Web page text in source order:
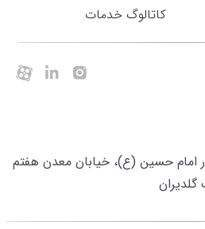
کاتالوگ خدمات
امام حسین (ع)، خیابان معدن هفتم